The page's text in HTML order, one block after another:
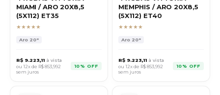
MIAMI / ARO 20X8,5
(5X112) ET35
★★★★★
Aro 20"
R$ 9.223,11 à vista
ou 12x de R$853,992
sem juros
10% OFF
MEMPHIS / ARO 20X8,5
(5X112) ET40
★★★★★
Aro 20"
R$ 9.223,11 à vista
ou 12x de R$853,992
sem juros
10% OFF